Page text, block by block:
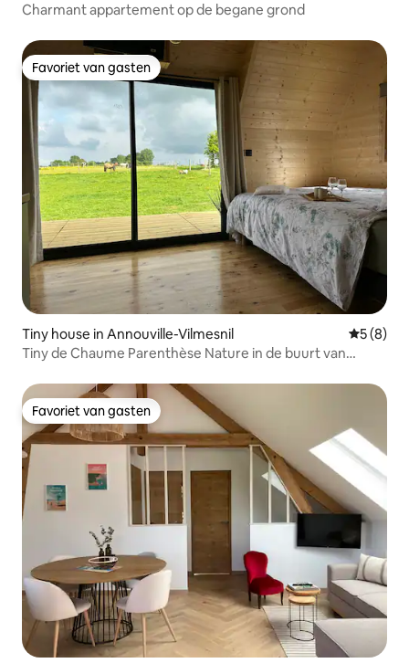
Charmant appartement op de begane grond
Favoriet van gasten
Favoriet van gasten
Tiny house in Annouville-Vilmesnil
5 (8)
Tiny de Chaume Parenthèse Nature in de buurt van
Favoriet van gasten
Favoriet van gasten